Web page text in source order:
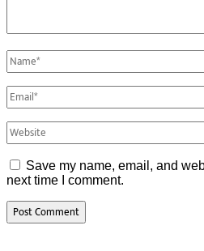
Save my name, email, and
next time I comment.